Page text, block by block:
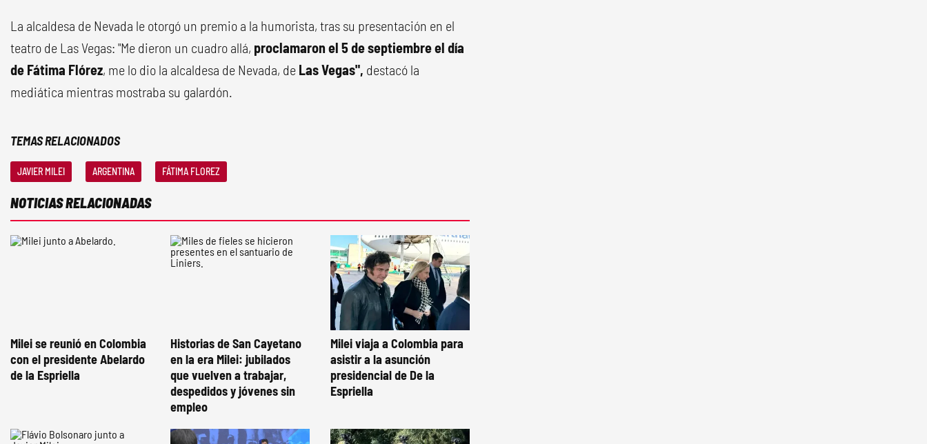
La alcaldesa de Nevada le otorgó un premio a la humorista, tras su presentación en el
teatro de Las Vegas: "Me dieron un cuadro allá, proclamaron el 5 de septiembre el día
de Fátima Flórez, me lo dio la alcaldesa de Nevada, de Las Vegas", destacó la
mediática mientras mostraba su galardón.
TEMAS RELACIONADOS
JAVIER MILEI ARGENTINA FÁTIMA FLOREZ
NOTICIAS RELACIONADAS
Milei se reunió en Colombia
con el presidente Abelardo
de la Espriella
Historias de San Cayetano
en la era Milei: jubilados
que vuelven a trabajar,
despedidos y jóvenes sin
empleo
Milei viaja a Colombia para
asistir a la asunción
presidencial de De la
Espriella